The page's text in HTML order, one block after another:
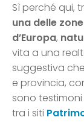
Sì perché qui,
una delle
d’Europa,
vita a una
suggestiva che
e provincia,
sono
tra i siti